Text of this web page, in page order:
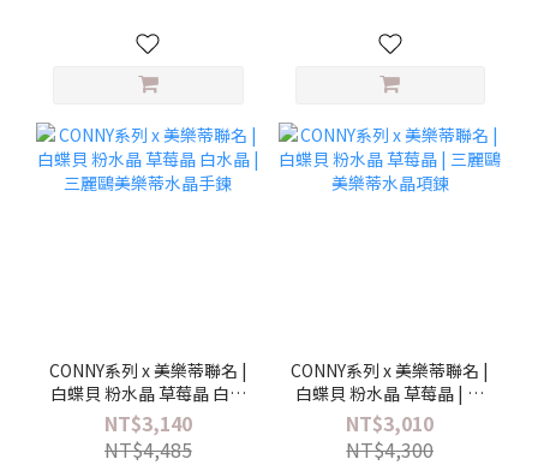
CONNY系列 x 美樂蒂聯名 |
白蝶貝 粉水晶 草莓晶 白水
晶 | 三麗鷗美樂蒂水晶手鍊
NT$3,140
NT$4,485
CONNY系列 x 美樂蒂聯名 |
白蝶貝 粉水晶 草莓晶 | 三
麗鷗美樂蒂水晶項鍊
NT$3,010
NT$4,300